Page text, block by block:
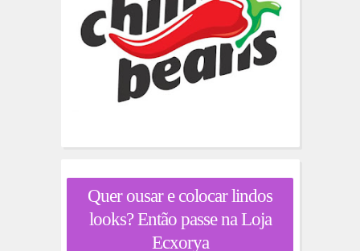
Quer ousar e colocar lindos
looks? Então passe na Loja
Ecxorya